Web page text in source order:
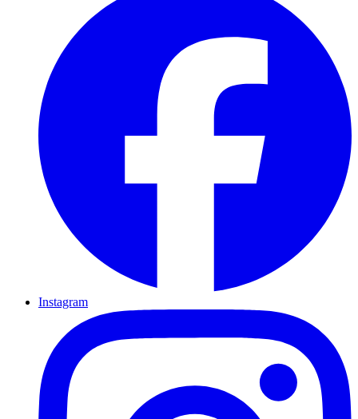
Instagram